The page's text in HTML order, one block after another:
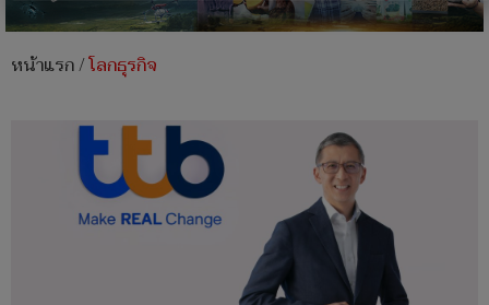
หน้าแรก/โลกธุรกิจ